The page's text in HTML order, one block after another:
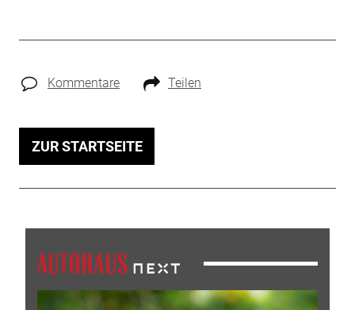
Kommentare Teilen
ZUR STARTSEITE